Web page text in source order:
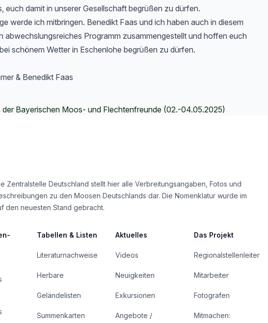
euch damit in unserer Gesellschaft begrüßen zu dürfen.
werde ich mitbringen. Benedikt Faas und ich haben auch in diesem
abwechslungsreiches Programm zusammengestellt und hoffen euch
schönem Wetter in Eschenlohe begrüßen zu dürfen.
& Benedikt Faas
Bayerischen Moos- und Flechtenfreunde (02.-04.05.2025)
Zentralstelle Deutschland stellt hier alle Verbreitungsangaben, Fotos und
zu den Moosen Deutschlands dar. Die Nomenklatur wurde im
den neuesten Stand gebracht.
Tabellen & Listen
Literaturnachweise
Herbare
Geländelisten
Summenkarten
Aktuelles
Videos
Neuigkeiten
Exkursionen
Angebote /
Das Projekt
Regionalstellenleiter
Mitarbeiter
Fotografen
Mitmachen: